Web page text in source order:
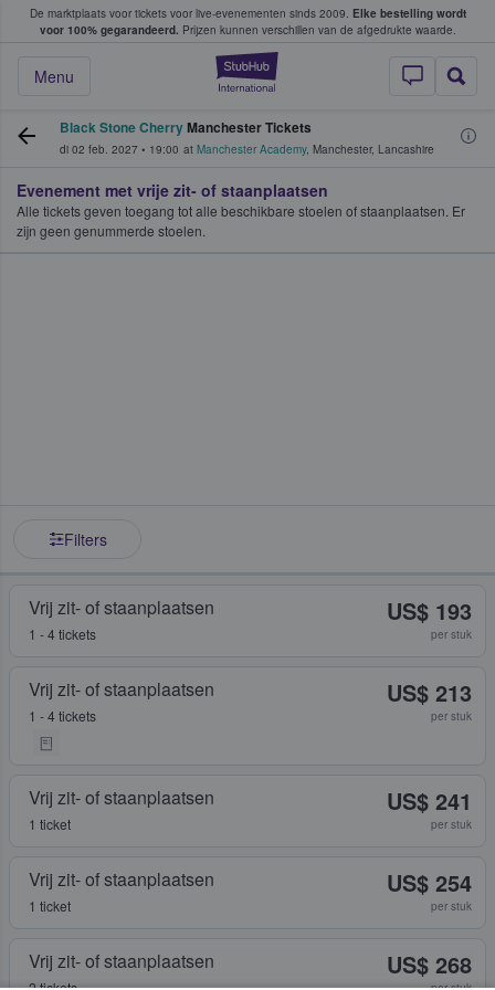
De marktplaats voor tickets voor live-evenementen sinds 2009. Elke bestelling wordt
voor 100% gegarandeerd. Prijzen kunnen verschillen van de afgedrukte waarde.
StubHub: waar
Menu
tickets kopen en verkopen
Black Stone CherryManchester Tickets
di 02 feb. 2027 • 19:00 at Manchester Academy, Manchester, Lancashire
Evenement met vrije zit- of staanplaatsen
Alle tickets geven toegang tot alle beschikbare stoelen of staanplaatsen. Er
zijn geen genummerde stoelen.
Filters
Vrij zit- of staanplaatsen
1 - 4 tickets
US$ 193
per stuk
Vrij zit- of staanplaatsen
1 - 4 tickets
US$ 213
per stuk
Vrij zit- of staanplaatsen
1 ticket
US$ 241
per stuk
Vrij zit- of staanplaatsen
1 ticket
US$ 254
per stuk
Vrij zit- of staanplaatsen US$ 268